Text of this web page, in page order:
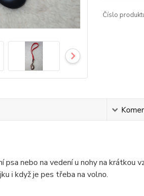
Číslo
nebo na vedení u nohy na krátkou
i když je pes třeba na volno.